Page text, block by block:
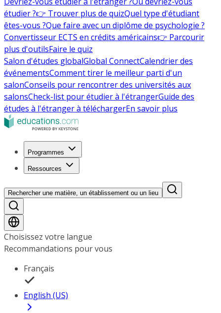
étudier ?👉 Trouver plus de quizQuel type d'étudiant
êtes-vous ?Que faire avec un diplôme de psychologie ?
Convertisseur ECTS en crédits américains👉 Parcourir
plus d'outilsFaire le quiz
Salon d'études globalGlobal ConnectCalendrier des
événementsComment tirer le meilleur parti d'un
salonConseils pour rencontrer des universités aux
salonsCheck-list pour étudier à l'étrangerGuide des
études à l'étranger à téléchargerEn savoir plus
Programmes
Ressources
Rechercher une matière, un établissement ou un lieu
Choisissez votre langue
Recommandations pour vous
Français
English (US)